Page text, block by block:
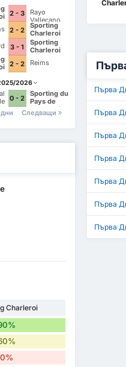
2 - 3
Rayo
Vallecano
2 - 2
Sporting
Charleroi
3 - 1
Sporting
Charleroi
2 - 2 Reims
2026
0 - 2
Sporting du
Pays de
Charleroi
Следващи
Charleroi
0%
Първа
Първа
Първа
Първа
Първа
Първа
Първа